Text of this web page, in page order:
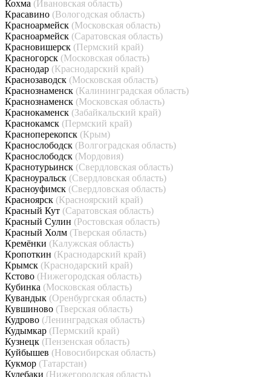
Кохма (Ивановская область)
Красавино (Вологодская область)
Красноармейск (Московская область)
Красноармейск (Саратовская область)
Красновишерск (Пермский край)
Красногорск (Московская область)
Краснодар (Краснодарский край)
Краснозаводск (Московская область)
Краснознаменск (Калининградская область)
Краснознаменск (Московская область)
Краснокаменск (Забайкальский край)
Краснокамск (Пермский край)
Красноперекопск (Крым)
Краснослободск (Волгоградская область)
Краснослободск (Мордовия)
Краснотурьинск (Свердловская область)
Красноуральск (Свердловская область)
Красноуфимск (Свердловская область)
Красноярск (Красноярский край)
Красный Кут (Саратовская область)
Красный Сулин (Ростовская область)
Красный Холм (Тверская область)
Кремёнки (Калужская область)
Кропоткин (Краснодарский край)
Крымск (Краснодарский край)
Кстово (Нижегородская область)
Кубинка (Московская область)
Кувандык (Оренбургская область)
Кувшиново (Тверская область)
Кудрово (Ленинградская область)
Кудымкар (Пермский край)
Кузнецк (Пензенская область)
Куйбышев (Новосибирская область)
Кукмор (Татарстан)
Кулебаки (Нижегородская область)